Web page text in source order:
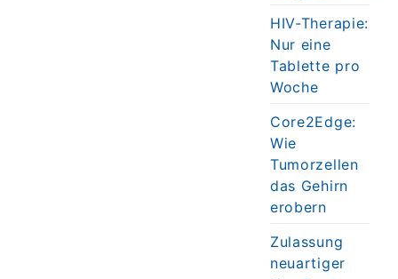
HIV-Therapie:
Nur eine
Tablette pro
Woche
Core2Edge:
Wie
Tumorzellen
das Gehirn
erobern
Zulassung
neuartiger